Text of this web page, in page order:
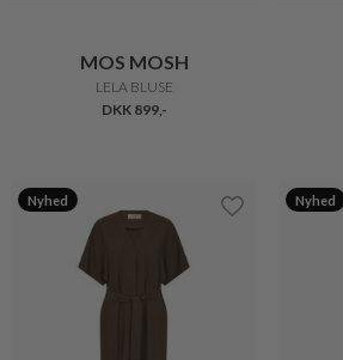
MOS MOSH
LELA BLUSE
DKK 899,-
Nyhed Nyhed